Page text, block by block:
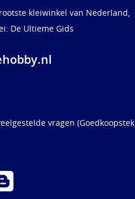
kleiwinkel van Nederland,
De Ultieme Gids
vragen